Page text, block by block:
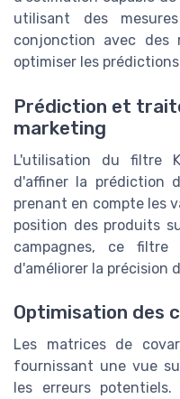
utilisant des
conjonction avec des
optimiser les
Prédiction et
marketing
L'utilisation du filtre
d'affiner la prédiction
prenant en compte les
position des produits
campagnes, ce
d'améliorer la précision
Optimisation des
Les matrices de
fournissant une vue
les erreurs